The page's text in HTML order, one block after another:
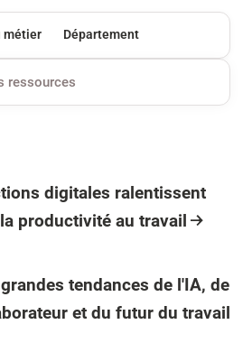
métier Département
digitales ralentissent
productivité au travail
tendances de l'IA, de
et du futur du travail